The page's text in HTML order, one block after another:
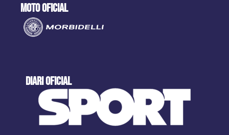
moto oficial
DIARI OFICIAL